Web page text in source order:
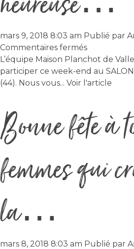
mars 9, 2018 8:03 am Publié par
Commentaires ferméssur
L’équipe
Maison
Planchot
est
heureuse…
L’équipe Maison Planchot de
participer ce week-end au
(44). Nous vous... Voir l'article
Bonne fête à
femmes qui
la…
mars 8, 2018 8:03 am Publié par